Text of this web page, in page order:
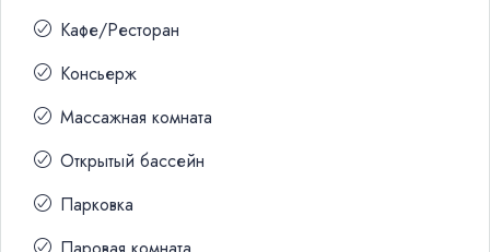
Кафе/Ресторан
Консьерж
Массажная комната
Открытый бассейн
Парковка